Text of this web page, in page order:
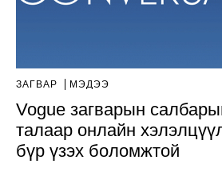
ЗАГВАР МЭДЭЭ
Vogue загварын
талаар онлайн
бүр үзэх боломжтой